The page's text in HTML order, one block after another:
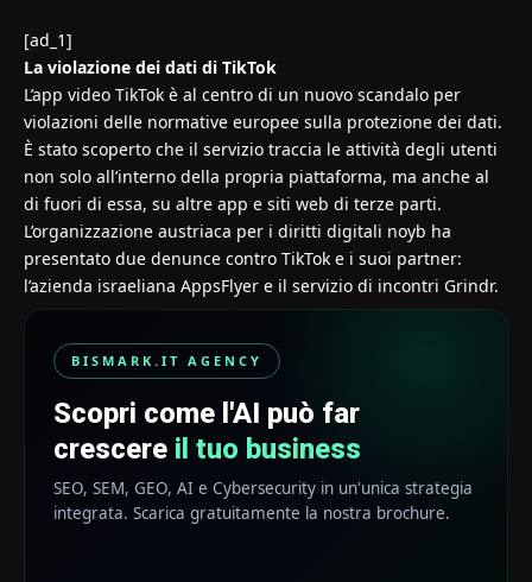
[ad_1]
La violazione dei dati di TikTok
L’app video TikTok è al centro di un nuovo scandalo per
violazioni delle normative europee sulla protezione dei dati.
È stato scoperto che il servizio traccia le attività degli utenti
non solo all’interno della propria piattaforma, ma anche al
di fuori di essa, su altre app e siti web di terze parti.
L’organizzazione austriaca per i diritti digitali noyb ha
presentato due denunce contro TikTok e i suoi partner:
l’azienda israeliana AppsFlyer e il servizio di incontri Grindr.
BISMARK.IT AGENCY
Scopri come l'AI può far
crescere il tuo business
SEO, SEM, GEO, AI e Cybersecurity in un'unica strategia
integrata. Scarica gratuitamente la nostra brochure.